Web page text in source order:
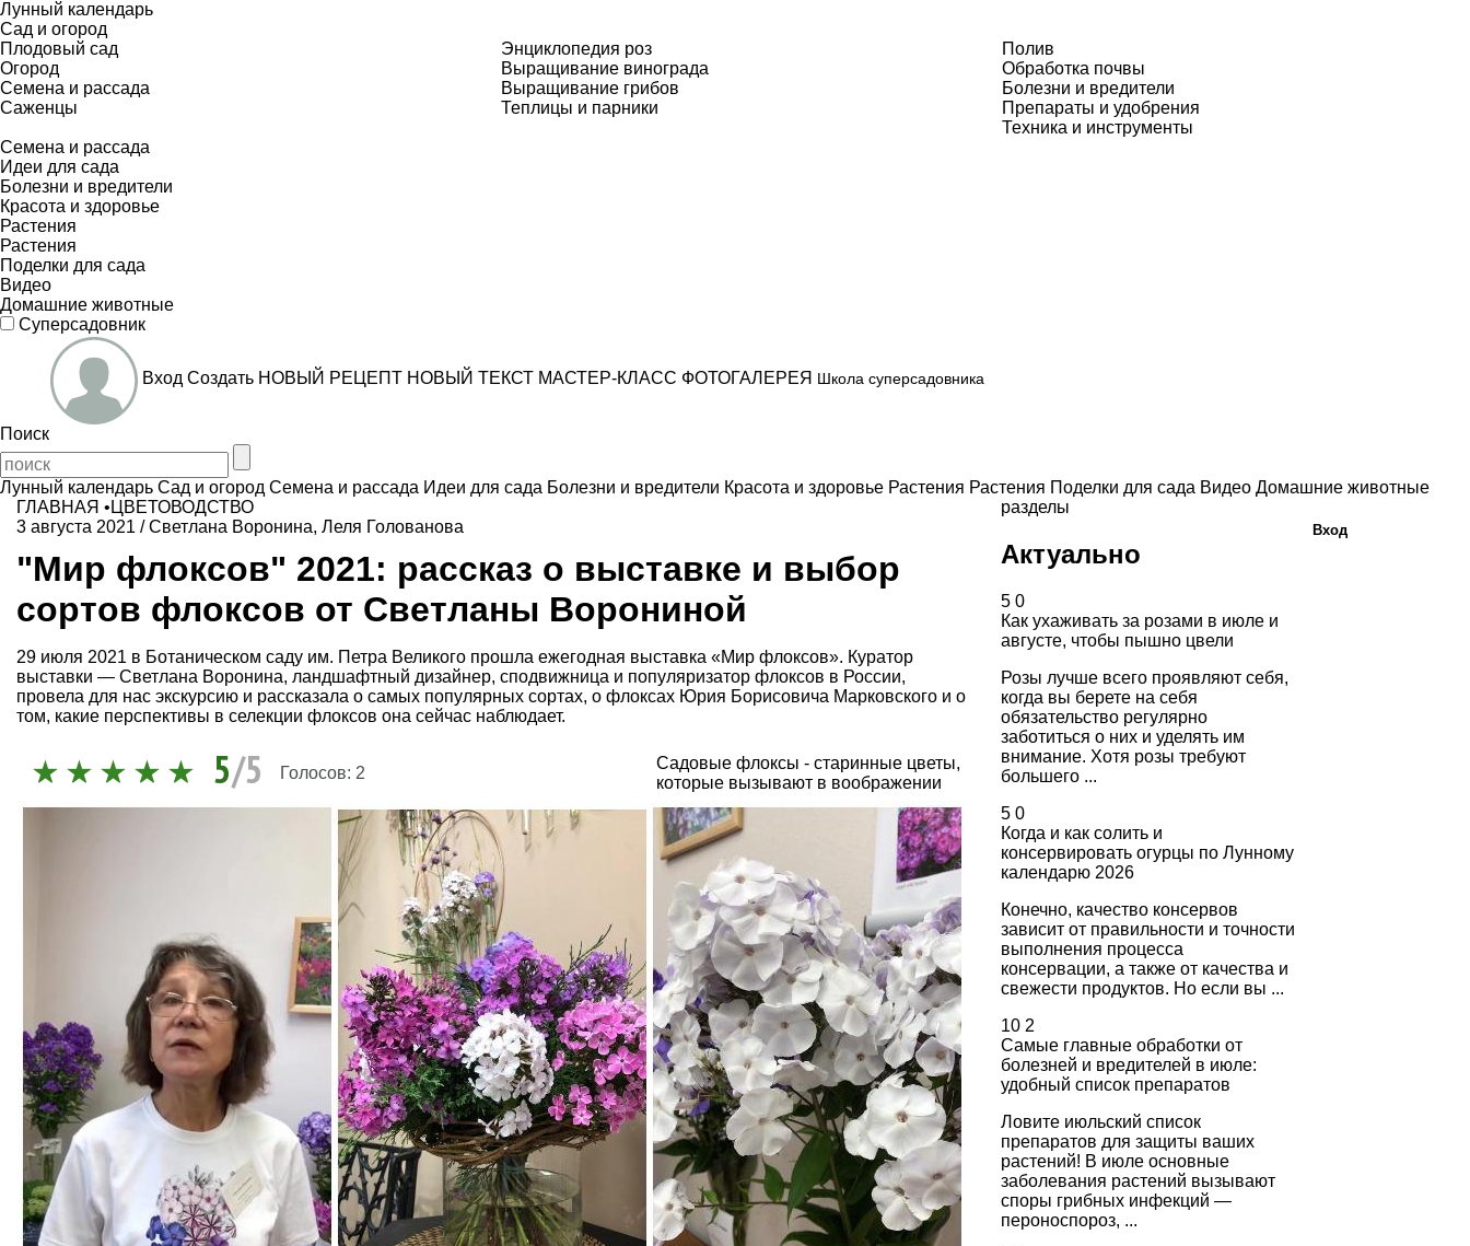
Лунный календарь
Сад и огород
Плодовый сад
Огород
Семена и рассада
Саженцы
Энциклопедия роз
Выращивание винограда
Выращивание грибов
Теплицы и парники
Полив
Обработка почвы
Болезни и вредители
Препараты и удобрения
Техника и инструменты
Семена и рассада
Идеи для сада
Болезни и вредители
Красота и здоровье
Растения
Растения
Поделки для сада
Видео
Домашние животные
Суперсадовник
Вход Создать НОВЫЙ РЕЦЕПТ НОВЫЙ ТЕКСТ МАСТЕР-КЛАСС ФОТОГАЛЕРЕЯ Школа суперсадовника
Поиск
Лунный календарь Сад и огород Семена и рассада Идеи для сада Болезни и вредители Красота и здоровье Растения Растения Поделки для сада Видео Домашние животные
ГЛАВНАЯ • ЦВЕТОВОДСТВО
3 августа 2021 /Светлана Воронина, Леля Голованова
"Мир флоксов" 2021: рассказ о выставке и выбор
сортов флоксов от Светланы Ворониной
29 июля 2021 в Ботаническом саду им. Петра Великого прошла ежегодная выставка «Мир флоксов». Куратор
выставки — Светлана Воронина, ландшафтный дизайнер, сподвижница и популяризатор флоксов в России,
провела для нас экскурсию и рассказала о самых популярных сортах, о флоксах Юрия Борисовича Марковского и о
том, какие перспективы в селекции флоксов она сейчас наблюдает.
5/5 Голосов: 2
Садовые флоксы - старинные цветы,
которые вызывают в воображении
разделы
Актуально
5 0
Как ухаживать за розами в июле и
августе, чтобы пышно цвели
Розы лучше всего проявляют себя,
когда вы берете на себя
обязательство регулярно
заботиться о них и уделять им
внимание. Хотя розы требуют
большего ...
5 0
Когда и как солить и
консервировать огурцы по Лунному
календарю 2026
Конечно, качество консервов
зависит от правильности и точности
выполнения процесса
консервации, а также от качества и
свежести продуктов. Но если вы ...
10 2
Самые главные обработки от
болезней и вредителей в июле:
удобный список препаратов
Ловите июльский список
препаратов для защиты ваших
растений! В июле основные
заболевания растений вызывают
споры грибных инфекций —
пероноспороз, ...
Вход